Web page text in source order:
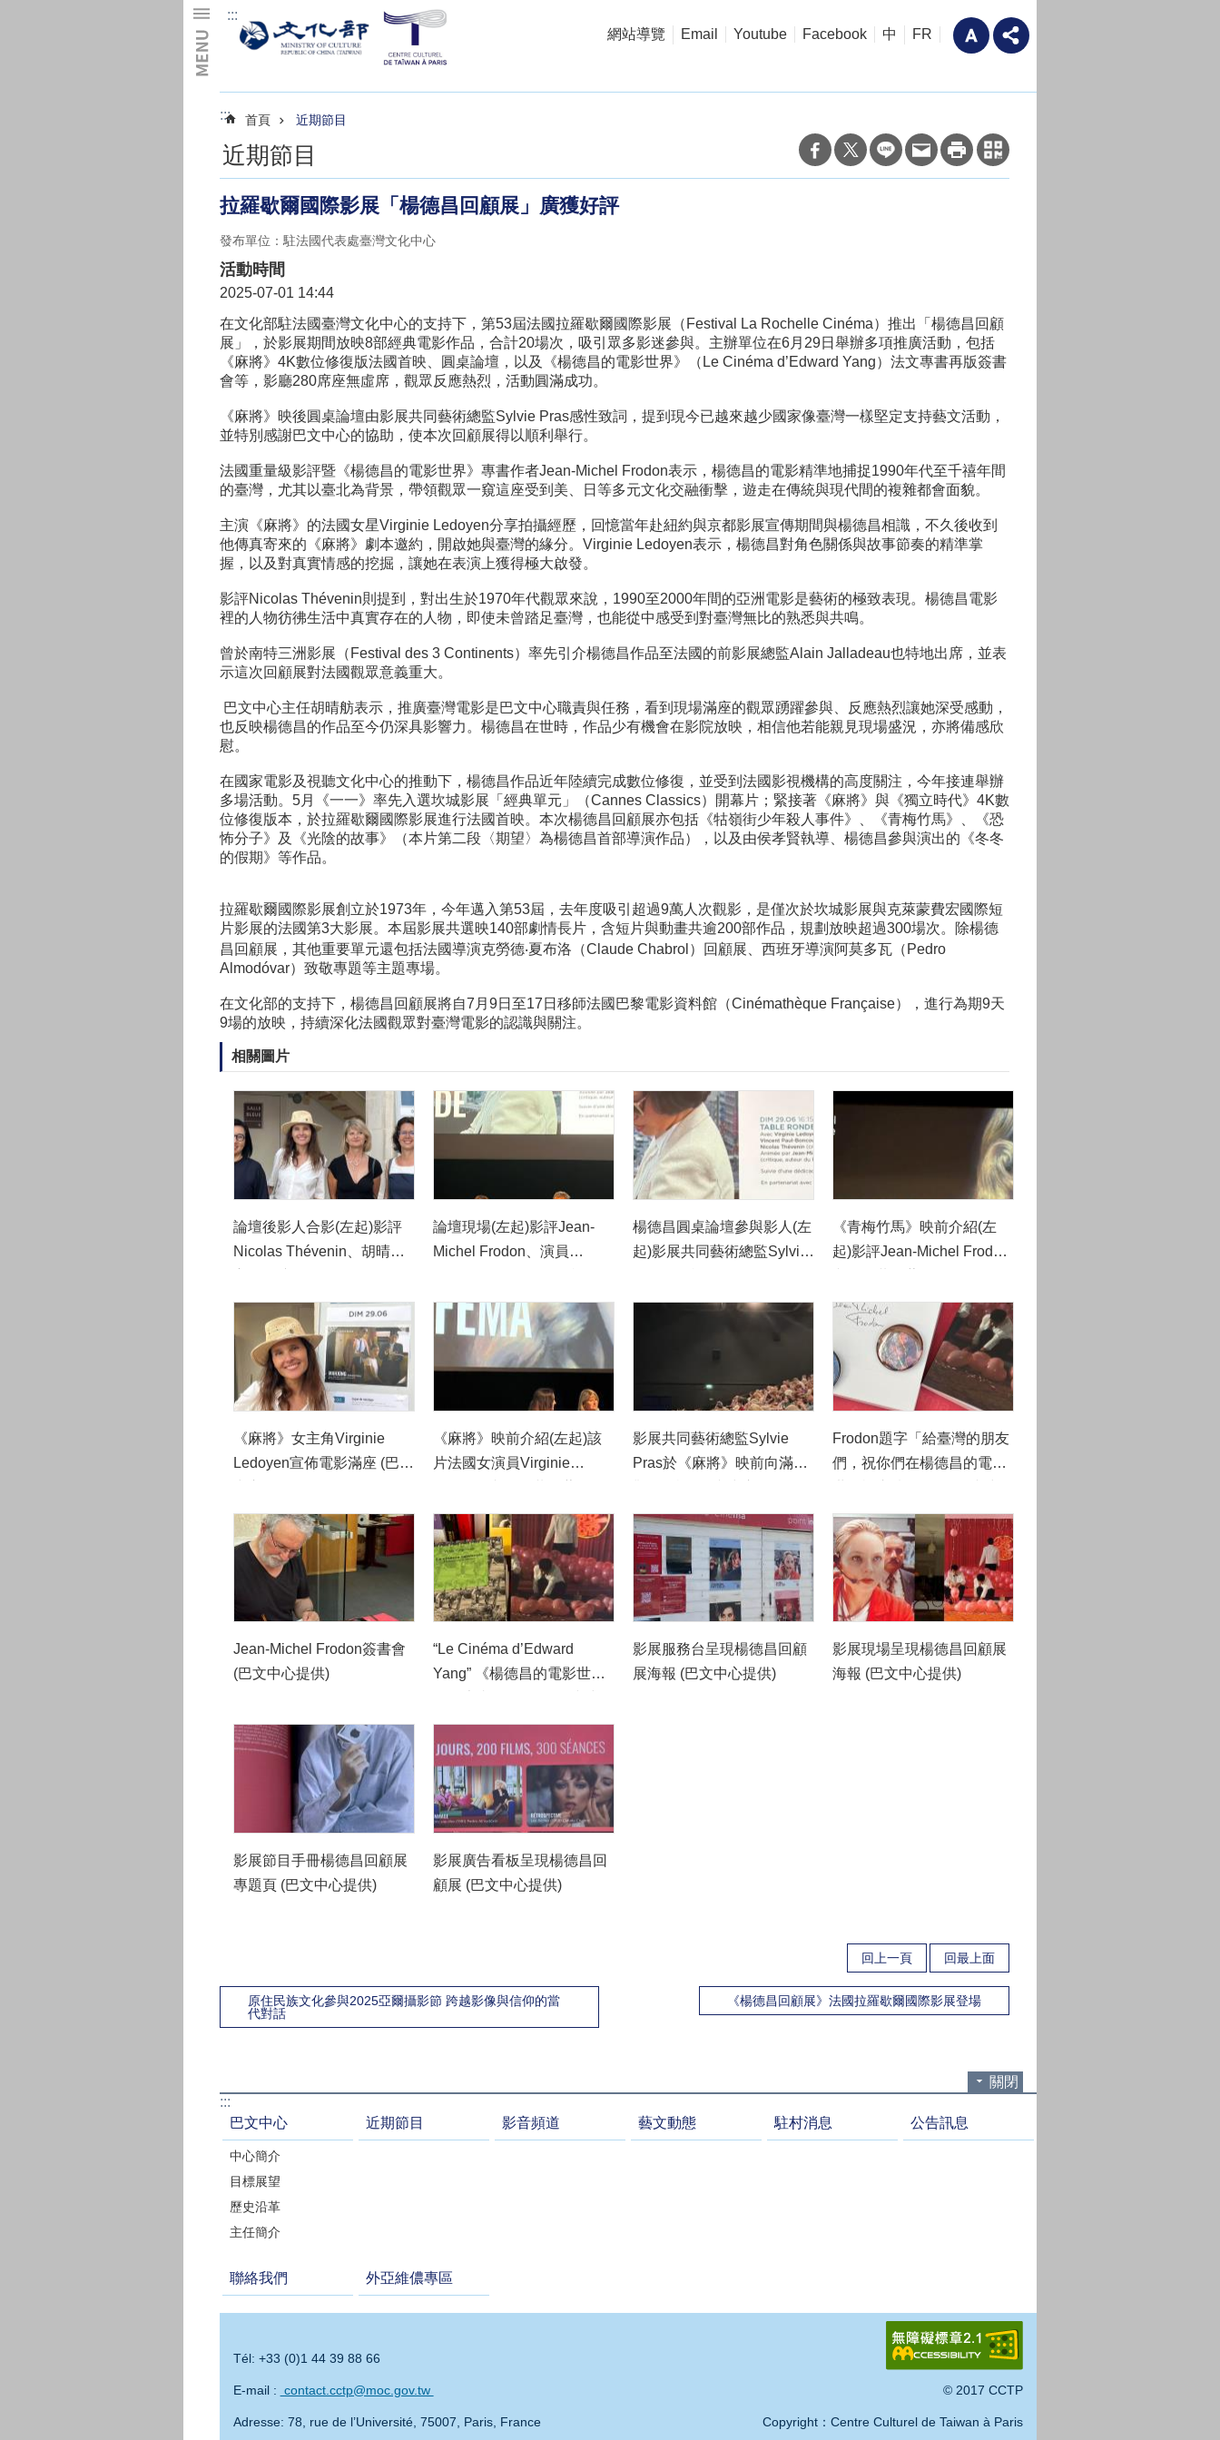
:::
網站導覽
Email Youtube Facebook 中 FR
::: 首頁 近期節目
近期節目
拉羅歇爾國際影展「楊德昌回顧展」廣獲好評
發布單位：駐法國代表處臺灣文化中心
活動時間
2025-07-01 14:44
在文化部駐法國臺灣文化中心的支持下，第53屆法國拉羅歇爾國際影展（Festival La Rochelle Cinéma）推出「楊德昌回顧
展」，於影展期間放映8部經典電影作品，合計20場次，吸引眾多影迷參與。主辦單位在6月29日舉辦多項推廣活動，包括
《麻將》4K數位修復版法國首映、圓桌論壇，以及《楊德昌的電影世界》（Le Cinéma d’Edward Yang）法文專書再版簽書
會等，影廳280席座無虛席，觀眾反應熱烈，活動圓滿成功。
《麻將》映後圓桌論壇由影展共同藝術總監Sylvie Pras感性致詞，提到現今已越來越少國家像臺灣一樣堅定支持藝文活動，
並特別感謝巴文中心的協助，使本次回顧展得以順利舉行。
法國重量級影評暨《楊德昌的電影世界》專書作者Jean-Michel Frodon表示，楊德昌的電影精準地捕捉1990年代至千禧年間
的臺灣，尤其以臺北為背景，帶領觀眾一窺這座受到美、日等多元文化交融衝擊，遊走在傳統與現代間的複雜都會面貌。
主演《麻將》的法國女星Virginie Ledoyen分享拍攝經歷，回憶當年赴紐約與京都影展宣傳期間與楊德昌相識，不久後收到
他傳真寄來的《麻將》劇本邀約，開啟她與臺灣的緣分。Virginie Ledoyen表示，楊德昌對角色關係與故事節奏的精準掌
握，以及對真實情感的挖掘，讓她在表演上獲得極大啟發。
影評Nicolas Thévenin則提到，對出生於1970年代觀眾來說，1990至2000年間的亞洲電影是藝術的極致表現。楊德昌電影
裡的人物彷彿生活中真實存在的人物，即使未曾踏足臺灣，也能從中感受到對臺灣無比的熟悉與共鳴。
曾於南特三洲影展（Festival des 3 Continents）率先引介楊德昌作品至法國的前影展總監Alain Jalladeau也特地出席，並表
示這次回顧展對法國觀眾意義重大。
巴文中心主任胡晴舫表示，推廣臺灣電影是巴文中心職責與任務，看到現場滿座的觀眾踴躍參與、反應熱烈讓她深受感動，
也反映楊德昌的作品至今仍深具影響力。楊德昌在世時，作品少有機會在影院放映，相信他若能親見現場盛況，亦將備感欣
慰。
在國家電影及視聽文化中心的推動下，楊德昌作品近年陸續完成數位修復，並受到法國影視機構的高度關注，今年接連舉辦
多場活動。5月《一一》率先入選坎城影展「經典單元」（Cannes Classics）開幕片；緊接著《麻將》與《獨立時代》4K數
位修復版本，於拉羅歇爾國際影展進行法國首映。本次楊德昌回顧展亦包括《牯嶺街少年殺人事件》、《青梅竹馬》、《恐
怖分子》及《光陰的故事》（本片第二段〈期望〉為楊德昌首部導演作品），以及由侯孝賢執導、楊德昌參與演出的《冬冬
的假期》等作品。
拉羅歇爾國際影展創立於1973年，今年邁入第53屆，去年度吸引超過9萬人次觀影，是僅次於坎城影展與克萊蒙費宏國際短
片影展的法國第3大影展。本屆影展共選映140部劇情長片，含短片與動畫共逾200部作品，規劃放映超過300場次。除楊德
昌回顧展，其他重要單元還包括法國導演克勞德‧夏布洛（Claude Chabrol）回顧展、西班牙導演阿莫多瓦（Pedro
Almodóvar）致敬專題等主題專場。
在文化部的支持下，楊德昌回顧展將自7月9日至17日移師法國巴黎電影資料館（Cinémathèque Française），進行為期9天
9場的放映，持續深化法國觀眾對臺灣電影的認識與關注。
相關圖片
論壇後影人合影(左起)影評
Nicolas Thévenin、胡晴舫
Ledoyen、拉羅歇爾影展藝
術總監Sylvie Pras與Sophie
Mirouze、經典片商Carlotta
Films負責人Vincent Paul-
Boncour、南特影展創辦人
供)
論壇現場(左起)影評Jean-
Michel Frodon、演員
Nicolas Thévenin、經典片
發行商Carlotta Films負責人
Vincent Paul-Boncour (巴文
中心提供)
楊德昌圓桌論壇參與影人(左
起)影展共同藝術總監Sylvie
Frodon、演員Virginie
Thévenin、經典片發行商
Vincent Paul-Boncour(巴文
《青梅竹馬》映前介紹(左
起)影評Jean-Michel Frodon
Pras (巴文中心提供)
《麻將》女主角Virginie
Ledoyen宣佈電影滿座 (巴文
《麻將》映前介紹(左起)該
片法國女演員Virginie
監Sylvie Pras (巴文中心提
供)
影展共同藝術總監Sylvie
Pras於《麻將》映前向滿場
Frodon題字「給臺灣的朋友
們，祝你們在楊德昌的電影
心提供)
Jean-Michel Frodon簽書會
(巴文中心提供)
“Le Cinéma d’Edward
Yang” 《楊德昌的電影世
心提供)
影展服務台呈現楊德昌回顧
展海報 (巴文中心提供)
影展現場呈現楊德昌回顧展
海報 (巴文中心提供)
影展節目手冊楊德昌回顧展
專題頁 (巴文中心提供)
影展廣告看板呈現楊德昌回
顧展 (巴文中心提供)
回上一頁 回最上面
原住民族文化參與2025亞爾攝影節 跨越影像與信仰的當
代對話
《楊德昌回顧展》法國拉羅歇爾國際影展登場
關閉
:::
巴文中心
中心簡介
目標展望
歷史沿革
主任簡介
近期節目 影音頻道 藝文動態 駐村消息 公告訊息
聯絡我們 外亞維儂專區
Tél: +33 (0)1 44 39 88 66
E-mail : contact.cctp@moc.gov.tw
Adresse: 78, rue de l’Université, 75007, Paris, France
© 2017 CCTP
Copyright：Centre Culturel de Taiwan à Paris